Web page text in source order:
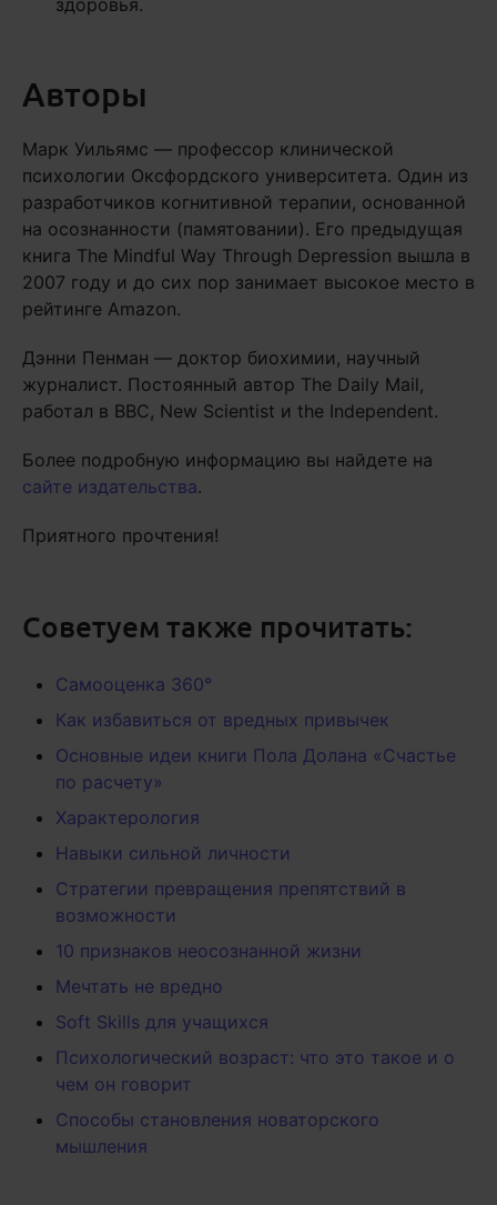
здоровья.
Авторы
Марк Уильямс — профессор клинической
психологии Оксфордского университета. Один из
разработчиков когнитивной терапии, основанной
на осознанности (памятовании). Его предыдущая
книга The Mindful Way Through Depression вышла в
2007 году и до сих пор занимает высокое место в
рейтинге Amazon.
Дэнни Пенман — доктор биохимии, научный
журналист. Постоянный автор The Daily Mail,
работал в BBC, New Scientist и the Independent.
Более подробную информацию вы найдете на
сайте издательства.
Приятного прочтения!
Советуем также прочитать:
Самооценка 360°
Как избавиться от вредных привычек
Основные идеи книги Пола Долана «Счастье
по расчету»
Характерология
Навыки сильной личности
Стратегии превращения препятствий в
возможности
10 признаков неосознанной жизни
Мечтать не вредно
Soft Skills для учащихся
Психологический возраст: что это такое и о
чем он говорит
Способы становления новаторского
мышления